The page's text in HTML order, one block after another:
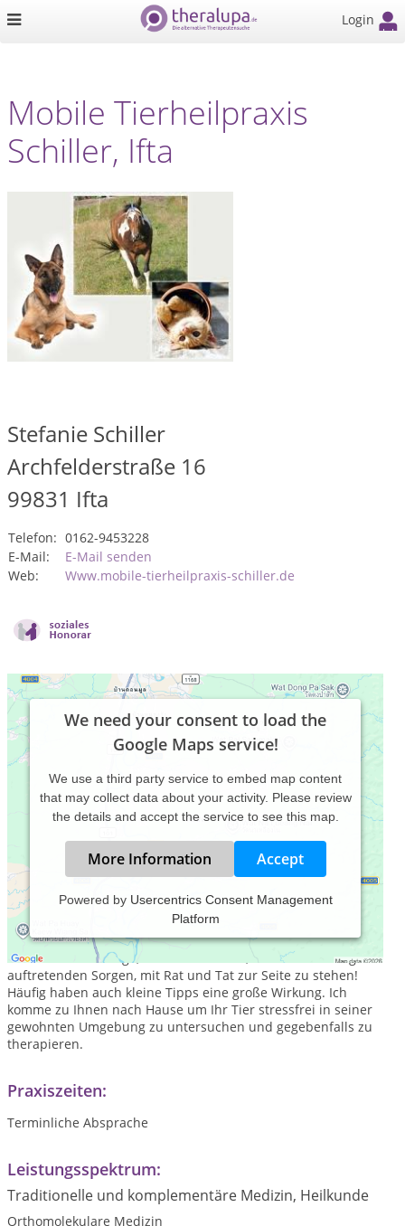
Login
Mobile Tierheilpraxis
Schiller, Ifta
Stefanie Schiller
Archfelderstraße 16
99831 Ifta
Telefon: 0162-9453228
E-Mail:
E-Mail senden
Web:
Www.mobile-tierheilpraxis-schiller.de
We need your consent to load the
Google Maps service!
We use a third party service to embed map content
that may collect data about your activity. Please review
the details and accept the service to see this map.
More Information Accept
Powered by Usercentrics Consent Management
Platform
Herzlich Willkommen in meiner mobilen Tierheilpraxis, mein
Ziel ist es, Ihnen als Tierhalter sowie Ihrem Tier in der
Gesundheitsvorsorge, im Krankheitsfall, und in den alltäglich
auftretenden Sorgen, mit Rat und Tat zur Seite zu stehen!
Häufig haben auch kleine Tipps eine große Wirkung. Ich
komme zu Ihnen nach Hause um Ihr Tier stressfrei in seiner
gewohnten Umgebung zu untersuchen und gegebenfalls zu
therapieren.
Praxiszeiten:
Terminliche Absprache
Leistungsspektrum:
Traditionelle und komplementäre Medizin, Heilkunde
Orthomolekulare Medizin